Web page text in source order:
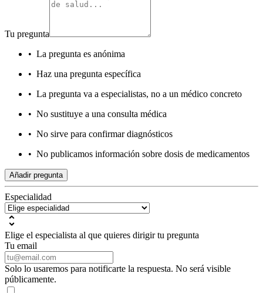
Tu pregunta
• La pregunta es anónima
• Haz una pregunta específica
• La pregunta va a especialistas, no a un médico concreto
• No sustituye a una consulta médica
• No sirve para confirmar diagnósticos
• No publicamos información sobre dosis de medicamentos
Añadir pregunta
Especialidad
Elige el especialista al que quieres dirigir tu pregunta
Tu email
Solo lo usaremos para notificarte la respuesta. No será visible
públicamente.